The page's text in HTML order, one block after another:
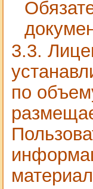
3.3.
по